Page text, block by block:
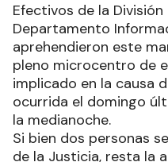
Efectivos de la
Departamento
aprehendieron este
pleno microcentro de
implicado en la causa
ocurrida el domingo
la medianoche.
Si bien dos personas
de la Justicia, resta la